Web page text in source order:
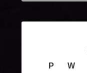
P
W